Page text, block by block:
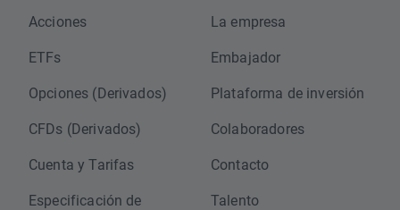
Acciones
ETFs
Opciones (Derivados)
CFDs (Derivados)
Cuenta y Tarifas
Especificación de
La empresa
Embajador
Plataforma de inversión
Colaboradores
Contacto
Talento